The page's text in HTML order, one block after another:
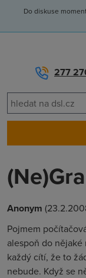
Do diskuse
277
Anonym
Pojmem
alespoň do
každý cítí, že to
nebude. Když se